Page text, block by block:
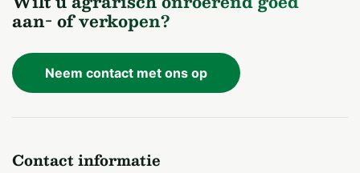
aan- of verkopen?
Neem contact met ons op
Contact informatie